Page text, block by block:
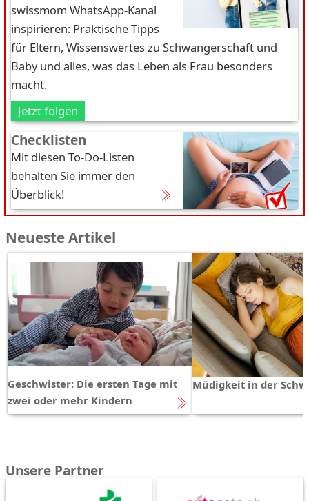
swissmom WhatsApp-Kanal
inspirieren: Praktische Tipps
für Eltern, Wissenswertes zu Schwangerschaft und
Baby und alles, was das Leben als Frau besonders
macht.
Jetzt folgen
Checklisten
Mit diesen To-Do-Listen
behalten Sie immer den
Überblick!
Neueste Artikel
Geschwister: Die ersten Tage mit
zwei oder mehr Kindern
Müdigkeit in der
Unsere Partner